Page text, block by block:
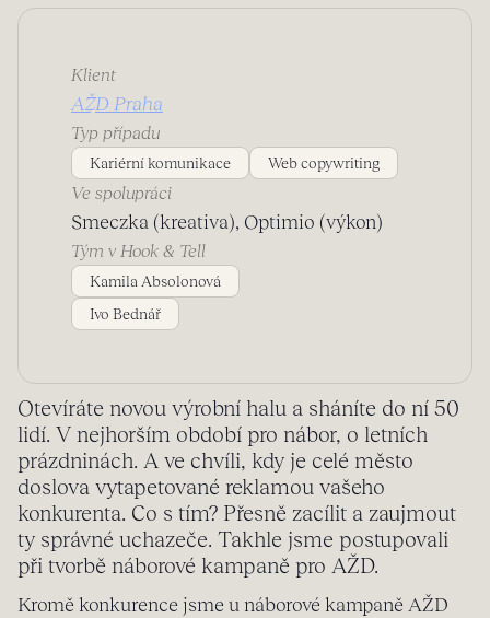
Klient
AŽD Praha
Typ případu
Kariérní komunikace Web copywriting
Ve spolupráci
Smeczka (kreativa), Optimio (výkon)
Tým v Hook & Tell
Kamila Absolonová
Ivo Bednář
Otevíráte novou výrobní halu a sháníte do ní 50
lidí. V nejhorším období pro nábor, o letních
prázdninách. A ve chvíli, kdy je celé město
doslova vytapetované reklamou vašeho
konkurenta. Co s tím? Přesně zacílit a zaujmout
ty správné uchazeče. Takhle jsme postupovali
při tvorbě náborové kampaně pro AŽD.
Kromě konkurence jsme u náborové kampaně AŽD